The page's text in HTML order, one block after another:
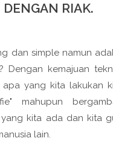
RIAK.
dan simple namun
Dengan kemajuan
apa yang kita lakukan
mahupun
kita ada dan kita
lain.